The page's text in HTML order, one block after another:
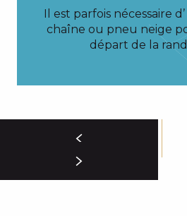
Il est parfois nécessaire
chaîne ou pneu neige
départ de la